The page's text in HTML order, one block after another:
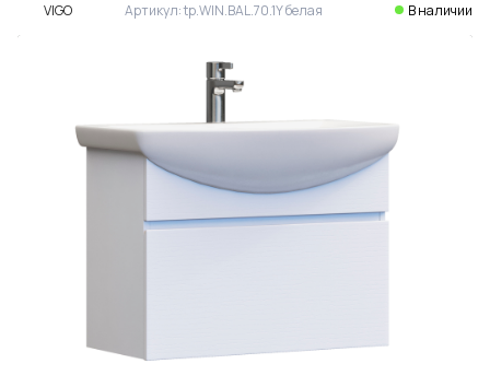
VIGO
Артикул:tp.WIN.BAL.70.1Y белая В наличии